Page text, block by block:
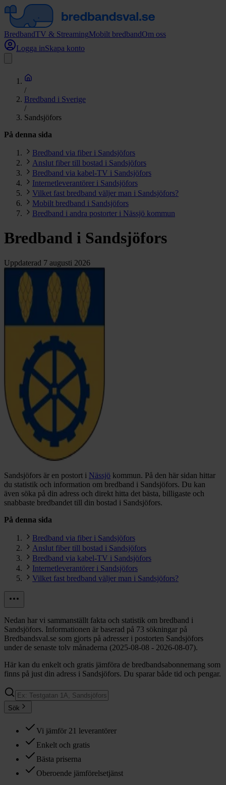
BredbandTV & StreamingMobilt bredbandOm oss
Logga inSkapa konto
/
Bredband i Sverige
/
Sandsjöfors
På denna sida
Bredband via fiber i Sandsjöfors
Anslut fiber till bostad i Sandsjöfors
Bredband via kabel-TV i Sandsjöfors
Internetleverantörer i Sandsjöfors
Vilket fast bredband väljer man i Sandsjöfors?
Mobilt bredband i Sandsjöfors
Bredband i andra postorter i Nässjö kommun
Bredband i Sandsjöfors
Uppdaterad 7 augusti 2026
Sandsjöfors är en postort i Nässjö kommun. På den här sidan hittar
du statistik och information om bredband i Sandsjöfors. Du kan
även söka på din adress och direkt hitta det bästa, billigaste och
snabbaste bredbandet till din bostad i Sandsjöfors.
På denna sida
Bredband via fiber i Sandsjöfors
Anslut fiber till bostad i Sandsjöfors
Bredband via kabel-TV i Sandsjöfors
Internetleverantörer i Sandsjöfors
Vilket fast bredband väljer man i Sandsjöfors?
Nedan har vi sammanställt fakta och statistik om bredband i
Sandsjöfors. Informationen är baserad på 73 sökningar på
Bredbandsval.se som gjorts på adresser i postorten Sandsjöfors
under de senaste tolv månaderna (2025-08-08 - 2026-08-07).
Här kan du enkelt och gratis jämföra de bredbandsabonnemang som
finns på just din adress i Sandsjöfors. Du sparar både tid och pengar.
Sök
Vi jämför 21 leverantörer
Enkelt och gratis
Bästa priserna
Oberoende jämförelsetjänst